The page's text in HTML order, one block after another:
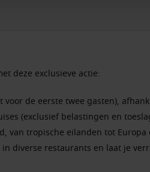
deze exclusieve actie:
de eerste twee gasten),
(exclusief belastingen en
van tropische eilanden tot Europa
diverse restaurants en laat je